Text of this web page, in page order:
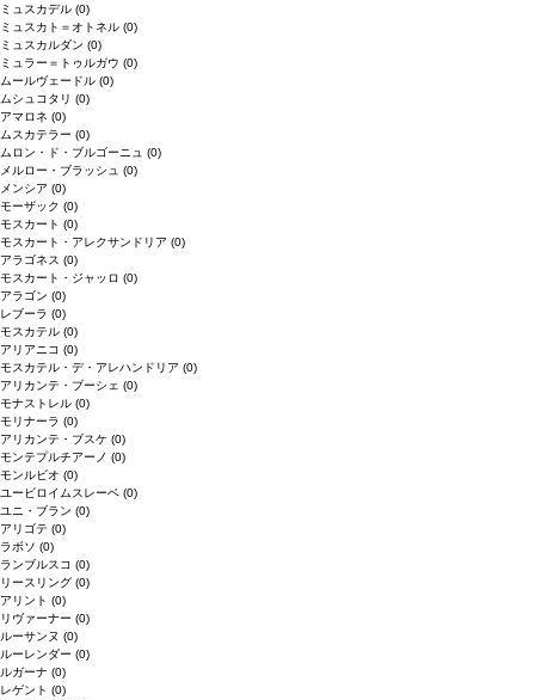
ミュスカデル (0)
ミュスカト＝オトネル (0)
ミュスカルダン (0)
ミュラー＝トゥルガウ (0)
ムールヴェードル (0)
ムシュコタリ (0)
アマロネ (0)
ムスカテラー (0)
ムロン・ド・ブルゴーニュ (0)
メルロー・ブラッシュ (0)
メンシア (0)
モーザック (0)
モスカート (0)
モスカート・アレクサンドリア (0)
アラゴネス (0)
モスカート・ジャッロ (0)
アラゴン (0)
レブーラ (0)
モスカテル (0)
アリアニコ (0)
モスカテル・デ・アレハンドリア (0)
アリカンテ・ブーシェ (0)
モナストレル (0)
モリナーラ (0)
アリカンテ・ブスケ (0)
モンテプルチアーノ (0)
モンルビオ (0)
ユービロイムスレーベ (0)
ユニ・ブラン (0)
アリゴテ (0)
ラボソ (0)
ランブルスコ (0)
リースリング (0)
アリント (0)
リヴァーナー (0)
ルーサンヌ (0)
ルーレンダー (0)
ルガーナ (0)
レゲント (0)